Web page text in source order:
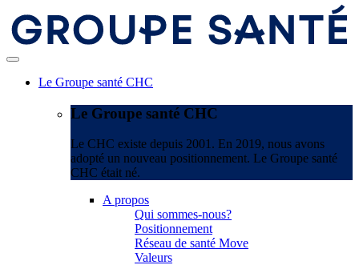
Le Groupe santé CHC
Le Groupe santé CHC
Le CHC existe depuis 2001. En 2019, nous avons
adopté un nouveau positionnement. Le Groupe santé
CHC était né.
A propos
Qui sommes-nous?
Positionnement
Réseau de santé Move
Valeurs